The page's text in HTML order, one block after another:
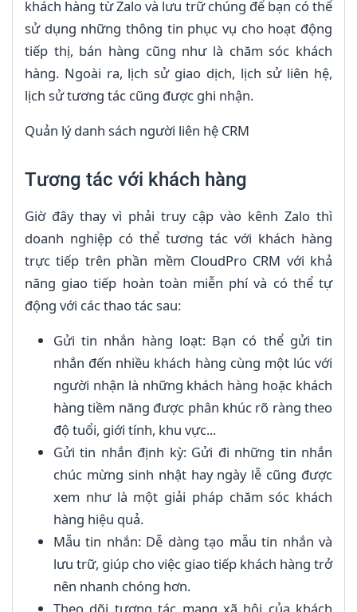
khách hàng từ Zalo và lưu trữ chúng để bạn có thể
sử dụng những thông tin phục vụ cho hoạt động
tiếp thị, bán hàng cũng như là chăm sóc khách
hàng. Ngoài ra, lịch sử giao dịch, lịch sử liên hệ,
lịch sử tương tác cũng được ghi nhận.
Quản lý danh sách người liên hệ CRM
Tương tác với khách hàng
Giờ đây thay vì phải truy cập vào kênh Zalo thì
doanh nghiệp có thể tương tác với khách hàng
trực tiếp trên phần mềm CloudPro CRM với khả
năng giao tiếp hoàn toàn miễn phí và có thể tự
động với các thao tác sau:
Gửi tin nhắn hàng loạt: Bạn có thể gửi tin
nhắn đến nhiều khách hàng cùng một lúc với
người nhận là những khách hàng hoặc khách
hàng tiềm năng được phân khúc rõ ràng theo
độ tuổi, giới tính, khu vực...
Gửi tin nhắn định kỳ: Gửi đi những tin nhắn
chúc mừng sinh nhật hay ngày lễ cũng được
xem như là một giải pháp chăm sóc khách
hàng hiệu quả.
Mẫu tin nhắn: Dễ dàng tạo mẫu tin nhắn và
lưu trữ, giúp cho việc giao tiếp khách hàng trở
nên nhanh chóng hơn.
Theo dõi tương tác mạng xã hội của khách